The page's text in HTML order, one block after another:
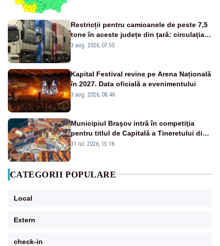
Restricții pentru camioanele de peste 7,5
tone în aceste județe din țară: circulația
este interzisă luni, între orele 12:00 și
3 aug. 2026, 07:55
Kapital Festival revine pe Arena Națională
în 2027. Data oficială a evenimentului
3 aug. 2026, 08:46
Municipiul Braşov intră în competiţia
pentru titlul de Capitală a Tineretului din
România 2028
31 iul. 2026, 15:16
CATEGORII POPULARE
Local
Extern
check-in